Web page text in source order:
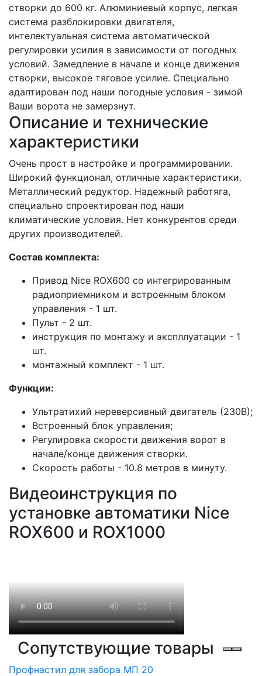
створки до 600 кг. Алюминиевый корпус, легкая
система разблокировки двигателя,
интелектуальная система автоматической
регулировки усилия в зависимости от погодных
условий. Замедление в начале и конце движения
створки, высокое тяговое усилие. Специально
адаптирован под наши погодные условия - зимой
Ваши ворота не замерзнут.
Описание и технические
характеристики
Очень прост в настройке и программировании.
Широкий функционал, отличные характеристики.
Металлический редуктор. Надежный работяга,
специально спроектирован под наши
климатические условия. Нет конкурентов среди
других производителей.
Состав комплекта:
Привод Nice ROX600 со интегрированным
радиоприемником и встроенным блоком
управления - 1 шт.
Пульт - 2 шт.
инструкция по монтажу и экспллуатации - 1
шт.
монтажный комплект - 1 шт.
Функции:
Ультратихий нереверсивный двигатель (230В);
Встроенный блок управления;
Регулировка скорости движения ворот в
начале/конце движения створки.
Скорость работы - 10.8 метров в минуту.
Видеоинструкция по
установке автоматики Nice
ROX600 и ROX1000
Сопутствующие товары
Профнастил для забора МП 20